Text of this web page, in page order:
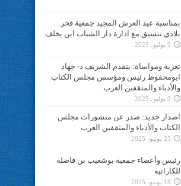
بمناسبة عيد العرش المجيد جمعية فخر
بلادي تنسيق مع ادارة دار الشباب ابن يخلف
9 يوليو، 2025
تعزية ومواساة: يتقدم الشريف د- جهاد
ابومحفوظ رئيس ومؤسس مجلس الكتاب
والأدباء والمثقفين العرب
9 يوليو، 2025
اصدار جديد: صدر عن منشورات مجلس
الكتاب والأدباء والمثقفين العرب
25 يونيو، 2025
رئيس وأعضاء جمعية بوشعيب بن فاضلة
للكاراتيه
18 يونيو، 2025